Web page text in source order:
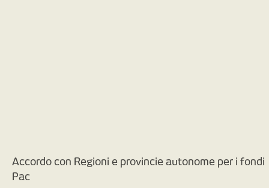
Accordo con Regioni e provincie autonome per i fondi
Pac